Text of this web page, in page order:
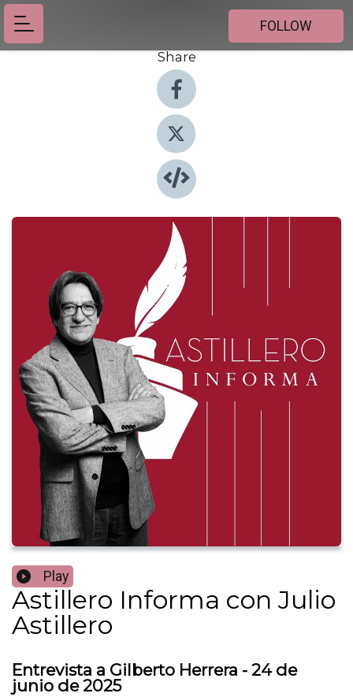
FOLLOW
Share
Play
Astillero Informa con Julio
Astillero
Entrevista a Gilberto Herrera - 24 de
junio de 2025